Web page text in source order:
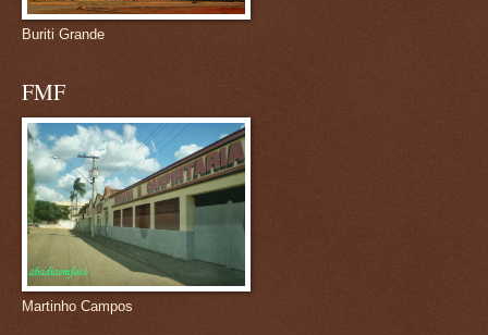
Buriti Grande
FMF
Martinho Campos